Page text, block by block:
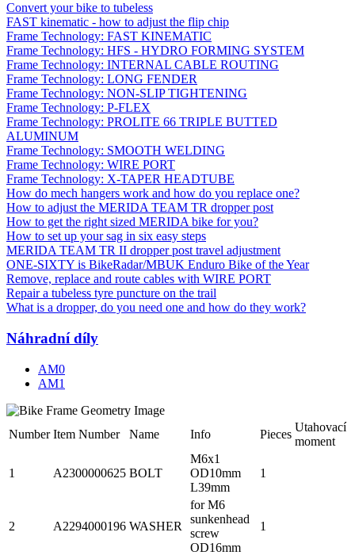
Convert your bike to tubeless
FAST kinematic - how to adjust the flip chip
Frame Technology: FAST KINEMATIC
Frame Technology: HFS - HYDRO FORMING SYSTEM
Frame Technology: INTERNAL CABLE ROUTING
Frame Technology: LONG FENDER
Frame Technology: NON-SLIP TIGHTENING
Frame Technology: P-FLEX
Frame Technology: PROLITE 66 TRIPLE BUTTED
ALUMINUM
Frame Technology: SMOOTH WELDING
Frame Technology: WIRE PORT
Frame Technology: X-TAPER HEADTUBE
How do mech hangers work and how do you replace one?
How to adjust the MERIDA TEAM TR dropper post
How to get the right sized MERIDA bike for you?
How to set up your sag in six easy steps
MERIDA TEAM TR II dropper post travel adjustment
ONE-SIXTY is BikeRadar/MBUK Enduro Bike of the Year
Remove, replace and route cables with WIRE PORT
Repair a tubeless tyre puncture on the trail
What is a dropper, do you need one and how do they work?
Náhradní díly
AM0
AM1
Number Item Number Name Info Pieces
Utahovací
moment
1 A2300000625 BOLT
M6x1
OD10mm
L39mm
1
2 A2294000196 WASHER
for M6
sunkenhead
screw
OD16mm
1